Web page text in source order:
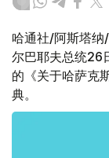
哈通社/阿斯塔
尔巴耶夫总统26
的《关于哈萨克
典。